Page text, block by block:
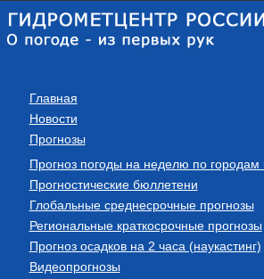
Главная
Новости
Прогнозы
Прогноз погоды на неделю по городам
Прогностические бюллетени
Глобальные среднесрочные прогнозы
Региональные краткосрочные прогнозы
Прогноз осадков на 2 часа (наукастинг)
Видеопрогнозы